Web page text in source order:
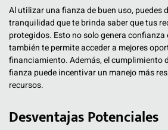
Al utilizar una fianza de buen uso, puedes
tranquilidad que te brinda saber que tus
protegidos. Esto no solo genera
también te permite acceder a mejores
financiamiento. Además, el cumplimiento
fianza puede incentivar un manejo más
recursos.
Desventajas Potenciales